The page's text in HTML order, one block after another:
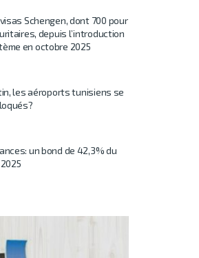
Schengen, dont 700 pour
depuis l’introduction
en octobre 2025
les aéroports tunisiens se
un bond de 42,3% du